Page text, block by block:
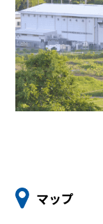
マップ